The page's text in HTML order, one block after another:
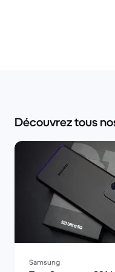
Découvrez tous
Samsung